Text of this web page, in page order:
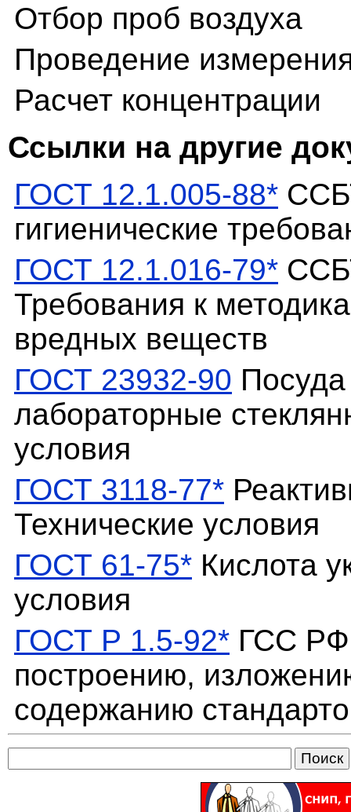
Отбор проб воздуха
Проведение
Расчет концентрации
Ссылки на другие
ГОСТ 12.1.005-88*
гигиенические
ГОСТ 12.1.016-79*
Требования к
вредных веществ
ГОСТ 23932-90
лабораторные
условия
ГОСТ 3118-77*
Технические условия
ГОСТ 61-75* Кислота
условия
ГОСТ Р 1.5-92* ГСС
построению,
содержанию